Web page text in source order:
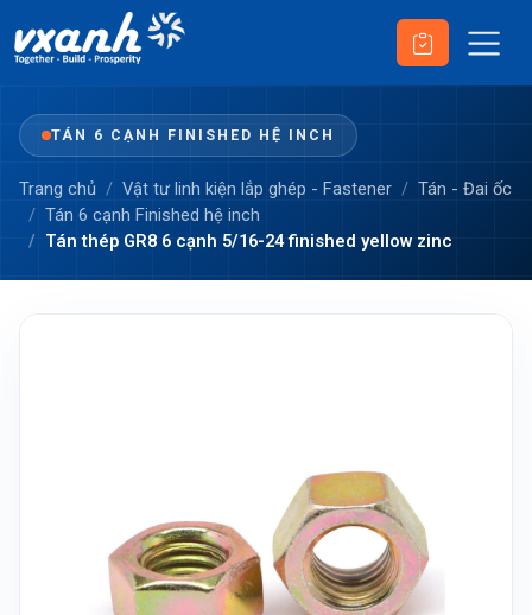
TÁN 6 CẠNH FINISHED HỆ INCH
Trang chủ Vật tư linh kiện lắp ghép - Fastener
Tán - Đai ốc
Tán 6 cạnh Finished hệ inch
Tán thép GR8 6 cạnh 5/16-24 finished yellow zinc